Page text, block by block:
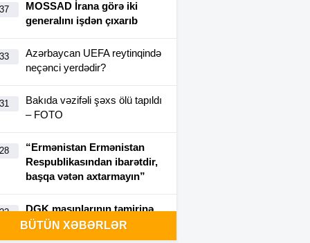
MOSSAD İrana görə iki
generalını işdən çıxarıb
Azərbaycan UEFA reytinqində
neçənci yerdədir?
Bakıda vəzifəli şəxs ölü tapıldı
– FOTO
“Ermənistan Ermənistan
Respublikasından ibarətdir,
başqa vətən axtarmayın”
DGK maşınlarının təmirinə
2.2 milyon manat ayırıb
BÜTÜN XƏBƏRLƏR